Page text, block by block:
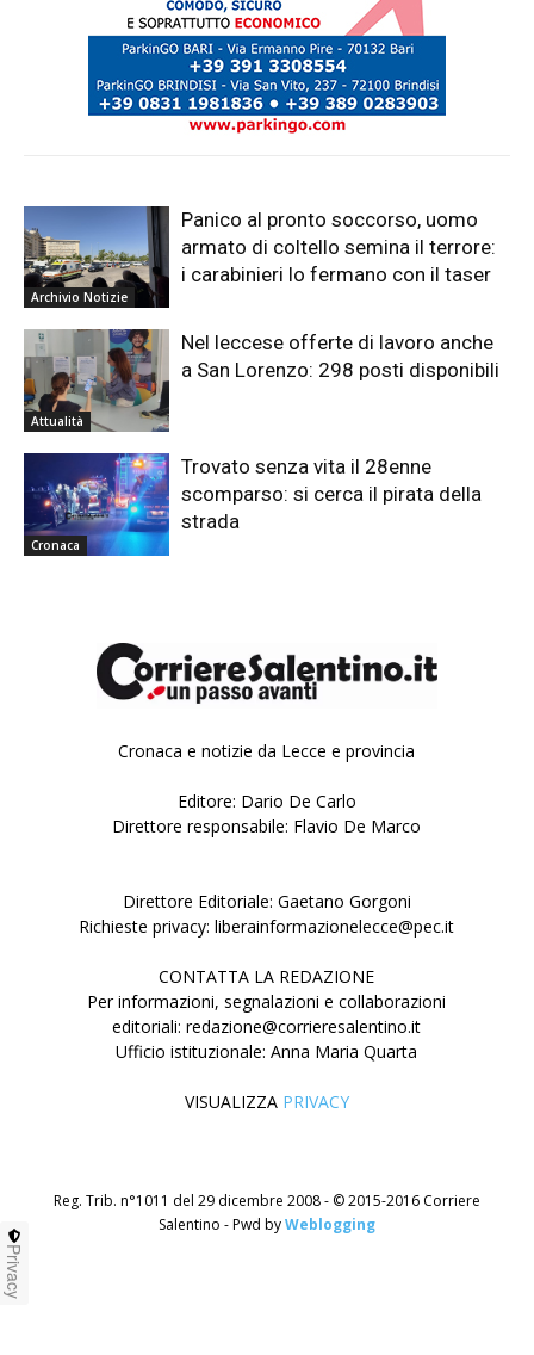
Archivio Notizie
Panico al pronto soccorso, uomo
armato di coltello semina il terrore:
i carabinieri lo fermano con il taser
Attualità
Nel leccese offerte di lavoro anche
a San Lorenzo: 298 posti disponibili
Cronaca
Trovato senza vita il 28enne
scomparso: si cerca il pirata della
strada
Cronaca e notizie da Lecce e provincia
Editore: Dario De Carlo
Direttore responsabile: Flavio De Marco
Direttore Editoriale: Gaetano Gorgoni
Richieste privacy: liberainformazionelecce@pec.it
CONTATTA LA REDAZIONE
Per informazioni, segnalazioni e collaborazioni
editoriali: redazione@corrieresalentino.it
Ufficio istituzionale: Anna Maria Quarta
VISUALIZZA PRIVACY
Reg. Trib. n°1011 del 29 dicembre 2008 - © 2015-2016 Corriere
Salentino - Pwd byWeblogging
Privacy